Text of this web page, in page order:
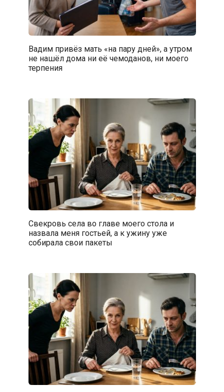
Вадим привёз мать «на пару дней», а утром
не нашёл дома ни её чемоданов, ни моего
терпения
Свекровь села во главе моего стола и
назвала меня гостьей, а к ужину уже
собирала свои пакеты